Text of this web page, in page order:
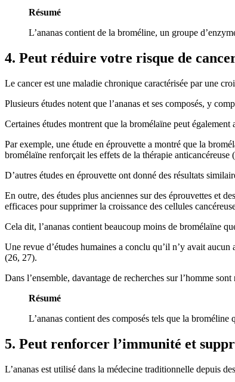
Résumé
L’ananas contient de la broméline, un groupe
4. Peut réduire votre risque de
Le cancer est une maladie chronique caractérisée par une
Plusieurs études notent que l’ananas et ses composés, y
Certaines études montrent que la bromélaïne peut
Par exemple, une étude en éprouvette a montré que la
bromélaïne renforçait les effets de la thérapie anticancéreuse
D’autres études en éprouvette ont donné des résultats
En outre, des études plus anciennes sur des éprouvettes et
efficaces pour supprimer la croissance des cellules
Cela dit, l’ananas contient beaucoup moins de bromélaïne
Une revue d’études humaines a conclu qu’il n’y avait
(26, 27).
Dans l’ensemble, davantage de recherches sur l’homme sont
Résumé
L’ananas contient des composés tels que la
5. Peut renforcer l’immunité et
L’ananas est utilisé dans la médecine traditionnelle depuis